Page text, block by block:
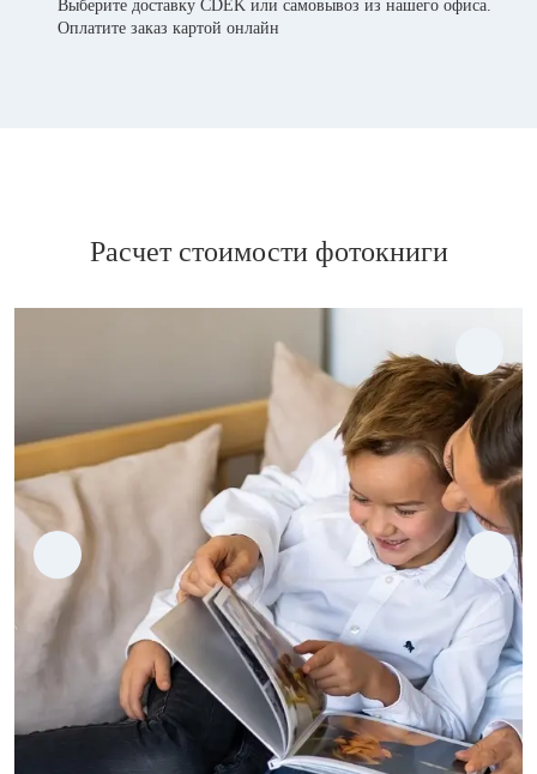
Выберите доставку CDEK или самовывоз из нашего офиса.
Оплатите заказ картой онлайн
Расчет стоимости фотокниги